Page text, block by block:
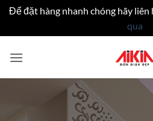
Để đặt hàng nhanh chóng hãy
qua
qua